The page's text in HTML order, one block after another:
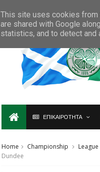
ΕΠΙΚΑΙΡΟΤΗΤΑ
Home Championship League
Dundee
This site uses cookies from
are shared with Google
statistics, and to detect and